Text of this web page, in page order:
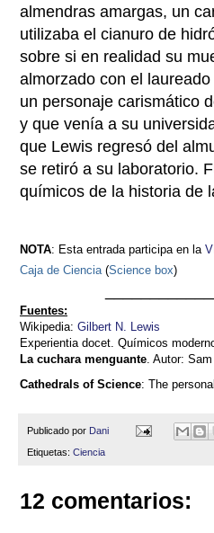
almendras amargas, un
utilizaba el cianuro de
sobre si en realidad su
almorzado con el
un personaje carismático
y que venía a su
que Lewis regresó del
se retiró a su laboratorio.
químicos de la historia de
NOTA: Esta entrada participa en la
Caja de Ciencia (Science box)
Fuentes:
Wikipedia: Gilbert N. Lewis
Experientia docet. Químicos
La cuchara menguante . Autor:
Cathedrals of Science: The
Publicado por Dani
Etiquetas: Ciencia
12 comentarios: